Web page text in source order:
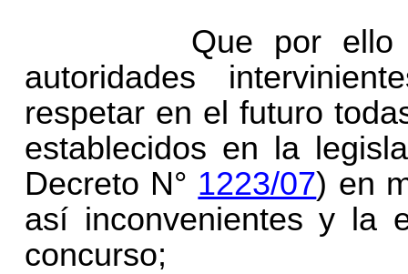
Que por ello es
autoridades
respetar en el futuro
establecidos en la
Decreto N° 1223/07) en
así inconvenientes y la
concurso;